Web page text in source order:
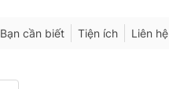
Bạn cần biết Tiện ích Liên hệ